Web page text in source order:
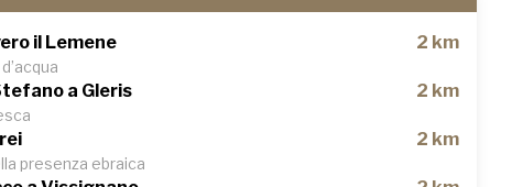
il Lemene 2 km
a Gleris 2 km
presenza ebraica
2 km